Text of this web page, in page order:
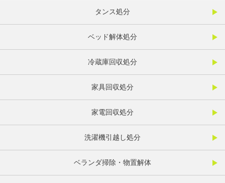
タンス処分
ベッド解体処分
冷蔵庫回収処分
家具回収処分
家電回収処分
洗濯機引越し処分
ベランダ掃除・物置解体